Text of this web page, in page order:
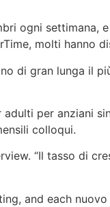
ogni settimana,
molti hanno
di gran lunga il
per anziani
colloqui.
“Il tasso di
and each